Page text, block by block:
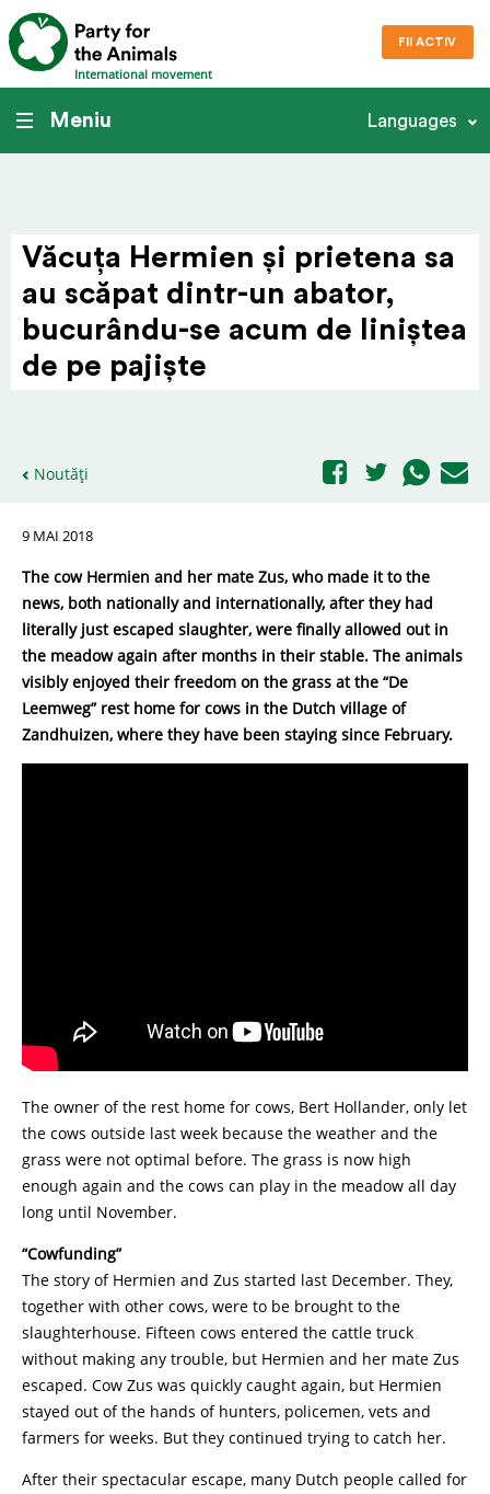
International movement
FII ACTIV
Meniu Languages
Văcuța Hermien și prietena sa
au scăpat dintr-un abator,
bucurându-se acum de liniștea
de pe pajiște
Noutăți
9 MAI 2018
The cow Hermien and her mate Zus, who made it to the
news, both nationally and internationally, after they had
literally just escaped slaughter, were finally allowed out in
the meadow again after months in their stable. The animals
visibly enjoyed their freedom on the grass at the “De
Leemweg” rest home for cows in the Dutch village of
Zandhuizen, where they have been staying since February.
The owner of the rest home for cows, Bert Hollander, only let
the cows outside last week because the weather and the
grass were not optimal before. The grass is now high
enough again and the cows can play in the meadow all day
long until November.
“Cowfunding”
The story of Hermien and Zus started last December. They,
together with other cows, were to be brought to the
slaughterhouse. Fifteen cows entered the cattle truck
without making any trouble, but Hermien and her mate Zus
escaped. Cow Zus was quickly caught again, but Hermien
stayed out of the hands of hunters, policemen, vets and
farmers for weeks. But they continued trying to catch her.
After their spectacular escape, many Dutch people called for